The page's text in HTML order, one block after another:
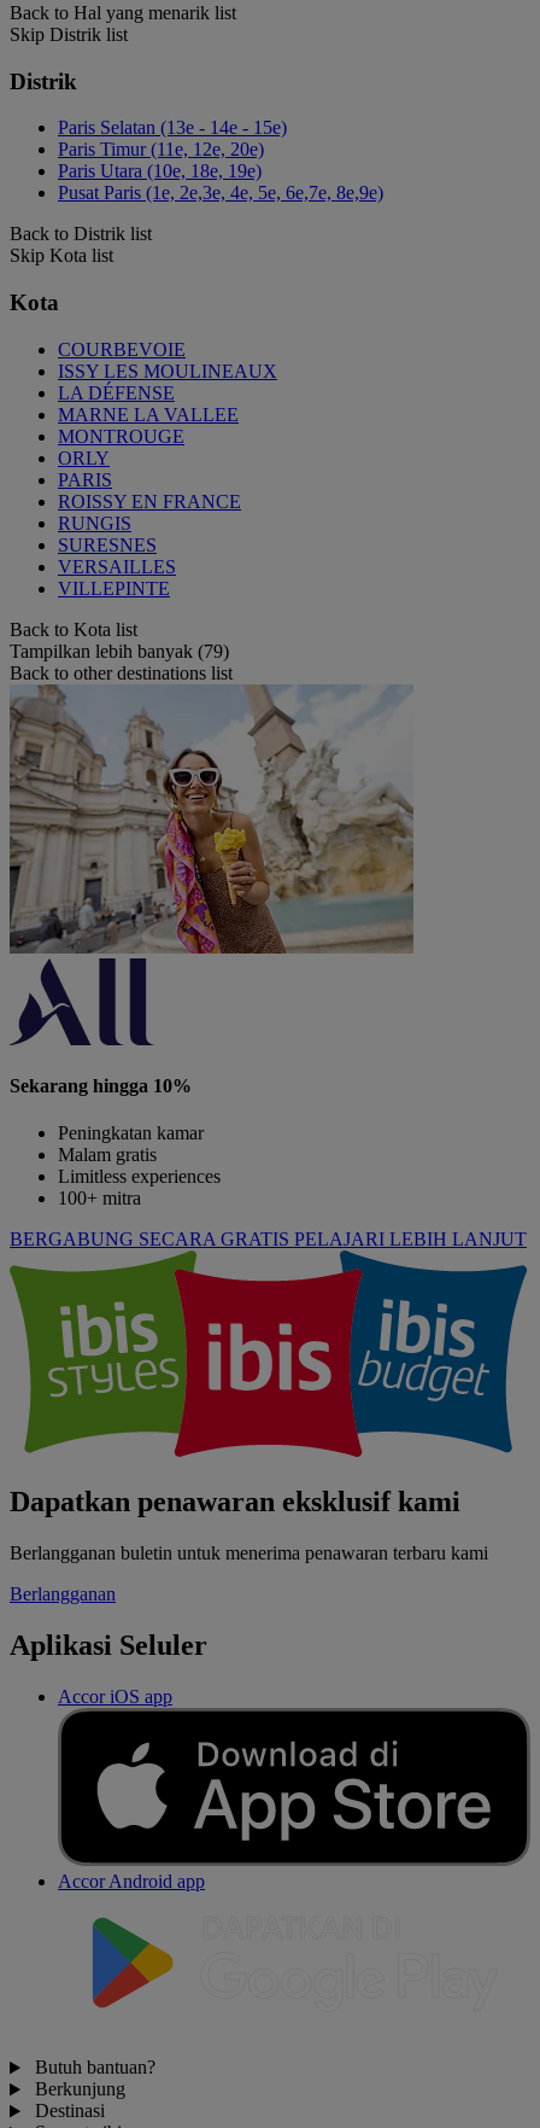
Back to Hal yang menarik list
Skip Distrik list
Distrik
Paris Selatan (13e - 14e - 15e)
Paris Timur (11e, 12e, 20e)
Paris Utara (10e, 18e, 19e)
Pusat Paris (1e, 2e,3e, 4e, 5e, 6e,7e, 8e,9e)
Back to Distrik list
Skip Kota list
Kota
COURBEVOIE
ISSY LES MOULINEAUX
LA DÉFENSE
MARNE LA VALLEE
MONTROUGE
ORLY
PARIS
ROISSY EN FRANCE
RUNGIS
SURESNES
VERSAILLES
VILLEPINTE
Back to Kota list
Tampilkan lebih banyak (79)
Back to other destinations list
Sekarang hingga 10%
Peningkatan kamar
Malam gratis
Limitless experiences
100+ mitra
BERGABUNG SECARA GRATIS PELAJARI LEBIH LANJUT
Dapatkan penawaran eksklusif kami
Berlangganan buletin untuk menerima penawaran terbaru kami
Berlangganan
Aplikasi Seluler
Accor iOS app
Accor Android app
Butuh bantuan?
Berkunjung
Destinasi